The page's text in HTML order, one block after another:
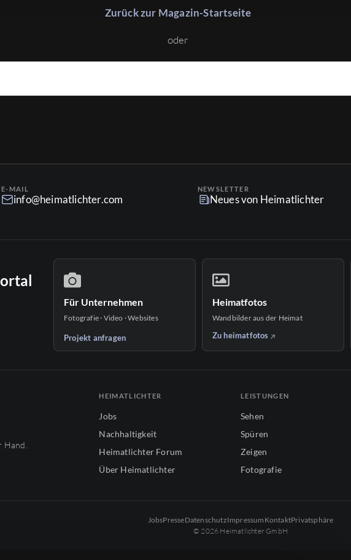
Zurück zur Magazin-Startseite
oder
E-MAIL
info@heimatlichter.com
NEWSLETTER
Neues von Heimatlichter
Für Unternehmen
Fotografie · Video · Websites
Projekt anfragen
Heimatfotos
Wandbilder aus der Heimat
Zu heimatfotos
Hand.
HEIMATLICHTER
Jobs
Nachhaltigkeit
Heimatlichter Forum
Über Heimatlichter
LEISTUNGEN
Sehen
Spüren
Zeigen
Fotografie
JobsPresseDatenschutzImpressum KontaktPrivatsphäre
© 2026 Heimatlichter GmbH